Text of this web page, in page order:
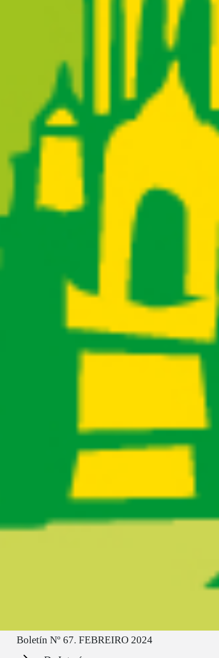
Ruta del sitio
Boletín Nº 67. FEBREIRO 2024
Secciones